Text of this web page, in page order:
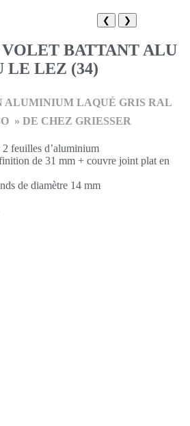
❮ ❯
BATTANT ALU
LE LEZ (34)
ALUMINIUM LAQUÉ GRIS RAL
» DE CHEZ GRIESSER
feuilles d’aluminium
de 31 mm + couvre joint plat en
de diamètre 14 mm